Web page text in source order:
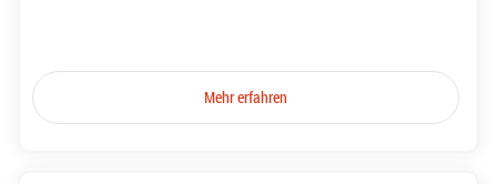
Mehr erfahren